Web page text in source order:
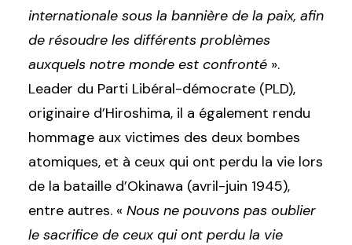
internationale sous la bannière de la paix, afin
de résoudre les différents problèmes
auxquels notre monde est confronté ».
Leader du Parti Libéral-démocrate (PLD),
originaire d’Hiroshima, il a également rendu
hommage aux victimes des deux bombes
atomiques, et à ceux qui ont perdu la vie lors
de la bataille d’Okinawa (avril-juin 1945),
entre autres. « Nous ne pouvons pas oublier
le sacrifice de ceux qui ont perdu la vie